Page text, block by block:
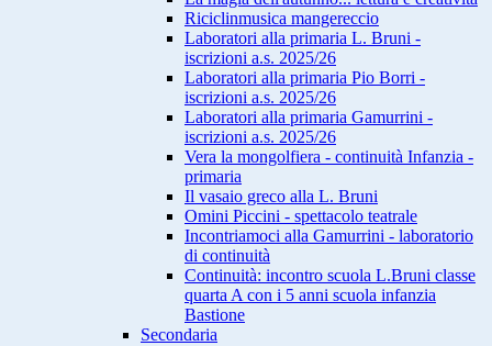
Riciclinmusica mangereccio
Laboratori alla primaria L. Bruni -
iscrizioni a.s. 2025/26
Laboratori alla primaria Pio Borri -
iscrizioni a.s. 2025/26
Laboratori alla primaria Gamurrini -
iscrizioni a.s. 2025/26
Vera la mongolfiera - continuità Infanzia -
primaria
Il vasaio greco alla L. Bruni
Omini Piccini - spettacolo teatrale
Incontriamoci alla Gamurrini - laboratorio
di continuità
Continuità: incontro scuola L.Bruni classe
quarta A con i 5 anni scuola infanzia
Bastione
Secondaria